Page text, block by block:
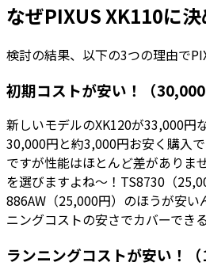
なぜPIXUS XK110に
検討の結果、以下の3つの理由で
初期コストが安い！（30,000
新しいモデルのXK120が33,000円
30,000円と約3,000円お安く購入
ですが性能はほとんど差がありま
を選びますよね～！TS8730（
886AW（25,000円）のほうが安い
ニングコストの安さでカバーでき
ランニングコストが安い！（